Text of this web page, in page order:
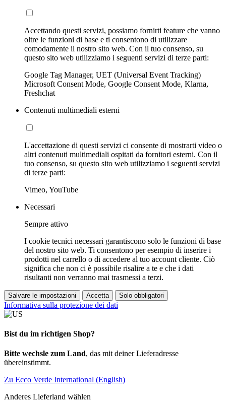
Accettando questi servizi, possiamo fornirti feature che vanno
oltre le funzioni di base e ti consentono di utilizzare
comodamente il nostro sito web. Con il tuo consenso, su
questo sito web utilizziamo i seguenti servizi di terze parti:
Google Tag Manager, UET (Universal Event Tracking)
Microsoft Consent Mode, Google Consent Mode, Klarna,
Freshchat
Contenuti multimediali esterni
L'accettazione di questi servizi ci consente di mostrarti video o
altri contenuti multimediali ospitati da fornitori esterni. Con il
tuo consenso, su questo sito web utilizziamo i seguenti servizi
di terze parti:
Vimeo, YouTube
Necessari
Sempre attivo
I cookie tecnici necessari garantiscono solo le funzioni di base
del nostro sito web. Ti consentono per esempio di inserire i
prodotti nel carrello o di accedere al tuo account cliente. Ciò
significa che non ci è possibile risalire a te e che i dati
risultanti non verranno mai trasmessi a terzi.
Salvare le impostazioni Accetta Solo obbligatori
Informativa sulla protezione dei dati
Bist du im richtigen Shop?
Bitte wechsle zum Land, das mit deiner Lieferadresse
übereinstimmt.
Zu Ecco Verde International (English)
Anderes Lieferland wählen